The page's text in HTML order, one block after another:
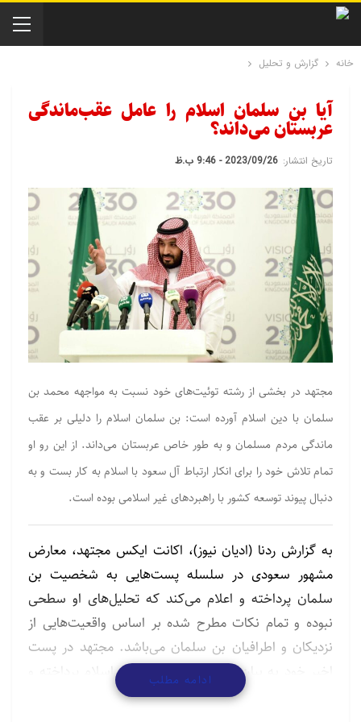
خانه گزارش و تحلیل
آیا بن سلمان اسلام را عامل عقب‌ماندگی
عربستان می‌داند؟
تاریخ انتشار: 2023/09/26 - 9:46 ب.ظ
مجتهد در بخشی از رشته توئیت‌های خود نسبت به مواجهه محمد بن
سلمان با دین اسلام آورده است: بن‌­ سلمان اسلام را دلیلی بر عقب­‌
ماندگی مردم مسلمان و به طور خاص عربستان می‌­داند. از این رو او
تمام تلاش خود را برای انکار ارتباط آل سعود با اسلام به کار بست و به
دنبال پیوند توسعه کشور با راهبردهای غیر اسلامی بوده است.
به گزارش ردنا (ادیان نیوز)، اکانت ایکس مجتهد، معارض
مشهور سعودی در سلسله پست‌­هایی به شخصیت بن
سلمان پرداخته و اعلام می‌­کند که تحلیل‌‌های او سطحی
نبوده و تمام نکات مطرح شده بر اساس واقعیت‌­هایی از
نزدیکان و اطرافیان بن سلمان می­‌باشد. مجتهد در پست
اخیر خود به بیان نگاه بن‌­سلمان به دین اسلام پرداخته و
بیان می‌کند: تفکر او نسبت به اسلام، آن گونه که از او
ادامه مطلب